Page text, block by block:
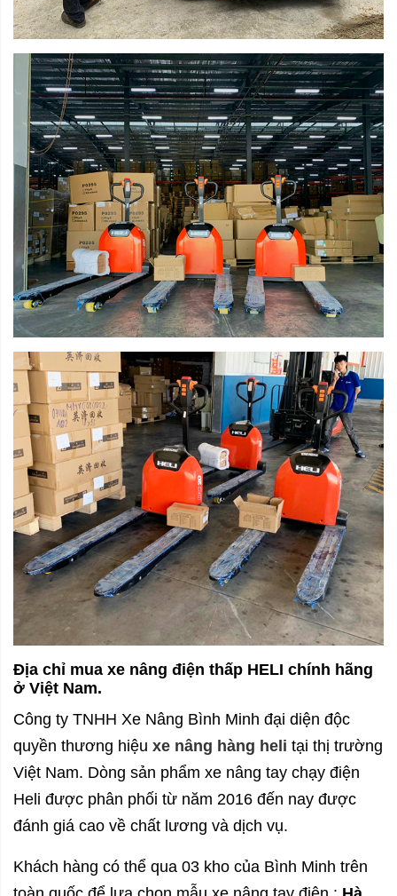
Địa chỉ mua xe nâng điện thấp HELI chính hãng
ở Việt Nam.
Công ty TNHH Xe Nâng Bình Minh đại diện độc
quyền thương hiệu xe nâng hàng heli tại thị trường
Việt Nam. Dòng sản phẩm xe nâng tay chạy điện
Heli được phân phối từ năm 2016 đến nay được
đánh giá cao về chất lương và dịch vụ.
Khách hàng có thể qua 03 kho của Bình Minh trên